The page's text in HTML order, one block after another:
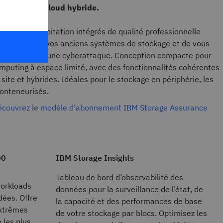
au cloud hybride.
d’exploitation intégrés de qualité professionnelle
souffle à vos anciens systèmes de stockage et de vous
d’une cyberattaque. Conception compacte pour
à espace limité, avec des fonctionnalités cohérentes
et hybrides. Idéales pour le stockage en périphérie, les
le modèle d’abonnement IBM Storage Assurance
Offre
IBM Storage Insights
Tableau de bord d’observabilité des
données pour la surveillance de l’état, de
la capacité et des performances de base
de votre stockage par blocs. Optimisez les